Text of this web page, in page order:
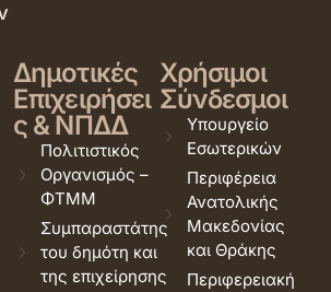
Δημοτικές
Επιχειρήσει
ς & ΝΠΔΔ
Πολιτιστικός
Οργανισμός –
ΦΤΜΜ
Συμπαραστάτης
του δημότη και
της επιχείρησης
Χρήσιμοι
Σύνδεσμοι
Υπουργείο
Εσωτερικών
Περιφέρεια
Ανατολικής
Μακεδονίας
και Θράκης
Περιφερειακή